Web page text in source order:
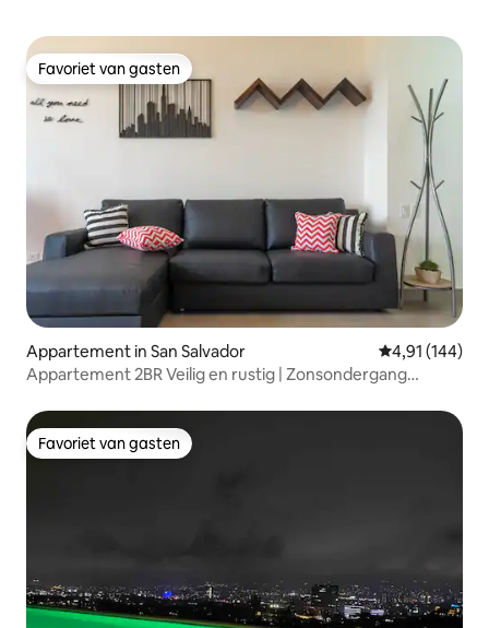
Favoriet van gasten
Favoriet van gasten
Appartement in San Salvador Gemiddelde
4,91 (144)
Appartement 2BR Veilig en rustig | Zonsondergang
Favoriet van gasten
Favoriet van gasten